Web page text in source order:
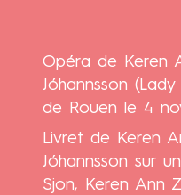
Contenus
Opéra de Keren
Jóhannsson
de Rouen le 4
Livret de Keren
Jóhannsson sur
Sjon, Keren Ann